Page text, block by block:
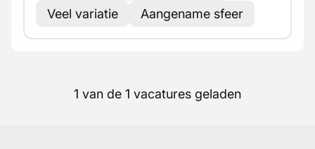
Veel variatie
Aangename sfeer
1 van de 1 vacatures geladen